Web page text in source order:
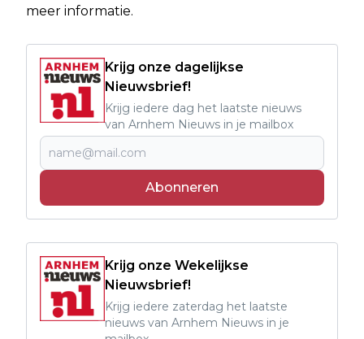
meer informatie.
Krijg onze dagelijkse
Nieuwsbrief!
Krijg iedere dag het laatste nieuws
van Arnhem Nieuws in je mailbox
Abonneren
Krijg onze Wekelijkse
Nieuwsbrief!
Krijg iedere zaterdag het laatste
nieuws van Arnhem Nieuws in je